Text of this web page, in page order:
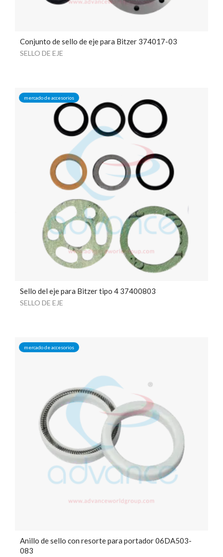
Conjunto de sello de eje para Bitzer 374017-03
SELLO DE EJE
mercado de accesorios
Sello del eje para Bitzer tipo 4 37400803
SELLO DE EJE
mercado de accesorios
Anillo de sello con resorte para portador 06DA503-
083